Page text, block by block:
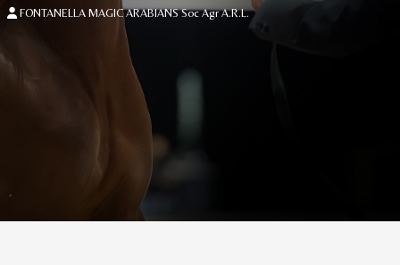
FONTANELLA MAGIC ARABIANS Soc Agr A.R.L.